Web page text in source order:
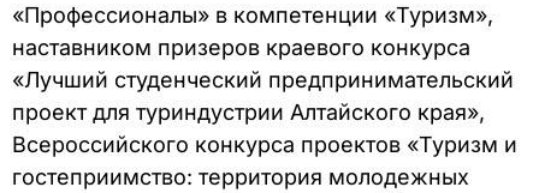
«Профессионалы» в компетенции «Туризм»,
наставником призеров краевого конкурса
«Лучший студенческий предпринимательский
проект для туриндустрии Алтайского края»,
Всероссийского конкурса проектов «Туризм и
гостеприимство: территория молодежных